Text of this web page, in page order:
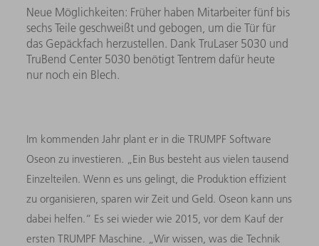
Neue Möglichkeiten: Früher haben Mitarbeiter fünf bis
sechs Teile geschweißt und gebogen, um die Tür für
das Gepäckfach herzustellen. Dank TruLaser 5030 und
TruBend Center 5030 benötigt Tentrem dafür heute
nur noch ein Blech.
Im kommenden Jahr plant er in die TRUMPF Software
Oseon zu investieren. „Ein Bus besteht aus vielen tausend
Einzelteilen. Wenn es uns gelingt, die Produktion effizient
zu organisieren, sparen wir Zeit und Geld. Oseon kann uns
dabei helfen.“ Es sei wieder wie 2015, vor dem Kauf der
ersten TRUMPF Maschine. „Wir wissen, was die Technik